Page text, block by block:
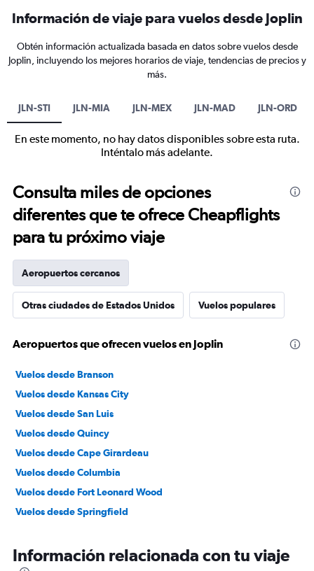
Información de viaje para vuelos desde Joplin
Obtén información actualizada basada en datos sobre vuelos desde
Joplin, incluyendo los mejores horarios de viaje, tendencias de precios y
más.
JLN-STI JLN-MIA JLN-MEX JLN-MAD JLN-ORD
En este momento, no hay datos disponibles sobre esta ruta.
Inténtalo más adelante.
Consulta miles de opciones
diferentes que te ofrece Cheapflights
para tu próximo viaje
Aeropuertos cercanos
Otras ciudades de Estados Unidos Vuelos populares
Aeropuertos que ofrecen vuelos en Joplin
Vuelos desde Branson
Vuelos desde Kansas City
Vuelos desde San Luis
Vuelos desde Quincy
Vuelos desde Cape Girardeau
Vuelos desde Columbia
Vuelos desde Fort Leonard Wood
Vuelos desde Springfield
Información relacionada con tu viaje